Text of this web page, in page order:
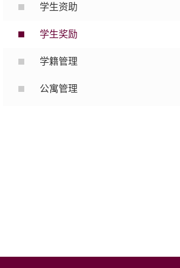
学生资助
学生奖励
学籍管理
公寓管理